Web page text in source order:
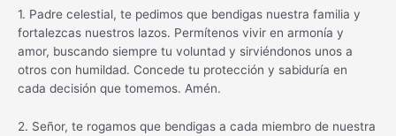
1. Padre celestial, te pedimos que bendigas nuestra familia y
fortalezcas nuestros lazos. Permítenos vivir en armonía y
amor, buscando siempre tu voluntad y sirviéndonos unos a
otros con humildad. Concede tu protección y sabiduría en
cada decisión que tomemos. Amén.
2. Señor, te rogamos que bendigas a cada miembro de nuestra